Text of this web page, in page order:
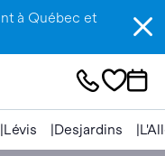
à Québec et
Lévis Desjardins